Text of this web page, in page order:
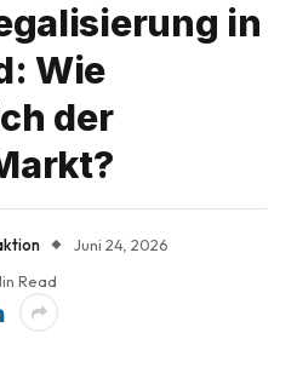
in
Wie
der
Juni 24, 2026
Read